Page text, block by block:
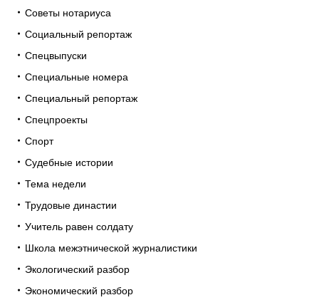
Советы нотариуса
Социальный репортаж
Спецвыпуски
Специальные номера
Специальный репортаж
Спецпроекты
Спорт
Судебные истории
Тема недели
Трудовые династии
Учитель равен солдату
Школа межэтнической журналистики
Экологический разбор
Экономический разбор